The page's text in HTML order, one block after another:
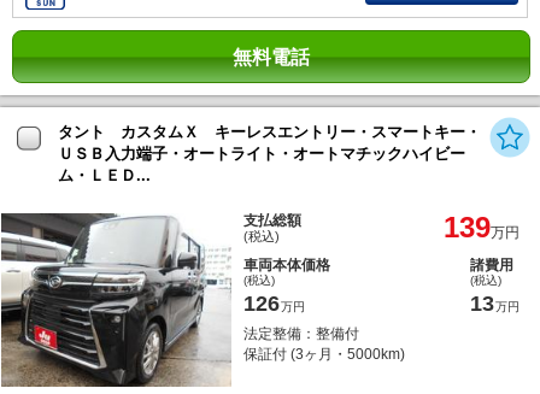
無料電話
タント カスタムＸ キーレスエントリー・スマートキー・
ＵＳＢ入力端子・オートライト・オートマチックハイビー
ム・ＬＥＤ...
支払総額
(税込) 139万円
車両本体価格
(税込)
126万円
諸費用
(税込)
13万円
法定整備：整備付
保証付 (3ヶ月・5000km)